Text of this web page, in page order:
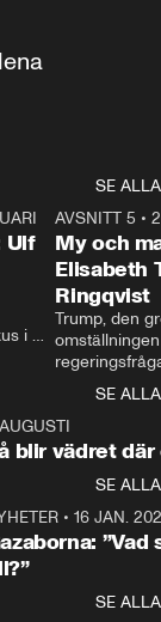
SE ALLA
27:30
Ulf
i
AVSNITT 5 •
My och
Elisabeth
Ringqvist
Trump, den
centrum i
avsnittet av
Makten”. Se
Aftonbladets
Rohwedder
Thand Ring
SE ALLA
blir vädret där
SE ALLA
• 16 JAN.
SE ALLA